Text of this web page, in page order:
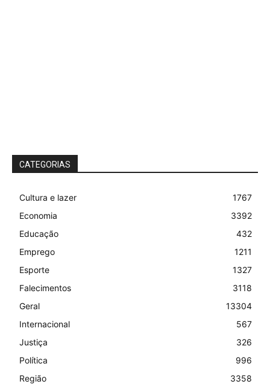
CATEGORIAS
Cultura e lazer
1767
Economia
3392
Educação
432
Emprego
1211
Esporte
1327
Falecimentos
3118
Geral
13304
Internacional
567
Justiça
326
Política
996
Região
3358